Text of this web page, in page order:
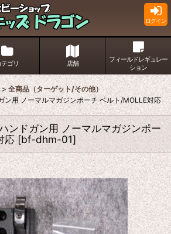
ログイン
テゴリ 店舗
フィールドレギュレー
ション
> 全商品（ターゲット/その他）
ン用 ノーマルマガジンポーチ ベルト/MOLLE対応
ンドガン用 ノーマルマガジンポー
応 [bf-dhm-01]